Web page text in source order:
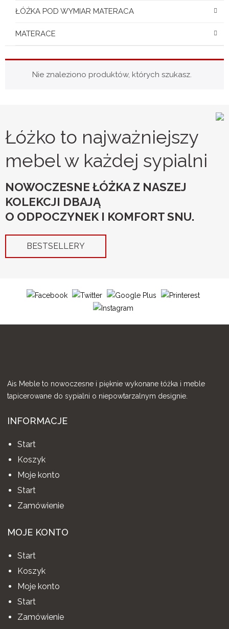
ŁÓŻKA POD WYMIAR MATERACA
MATERACE
Nie znaleziono produktów, których szukasz.
Łóżko to najważniejszy
mebel w każdej sypialni
NOWOCZESNE ŁÓŻKA Z NASZEJ
KOLEKCJI DBAJĄ
O ODPOCZYNEK I KOMFORT SNU.
BESTSELLERY
Ais Meble to nowoczesne i pięknie wykonane łóżka i meble
tapicerowane do sypialni o niepowtarzalnym designie.
INFORMACJE
Start
Koszyk
Moje konto
Start
Zamówienie
MOJE KONTO
Start
Koszyk
Moje konto
Start
Zamówienie